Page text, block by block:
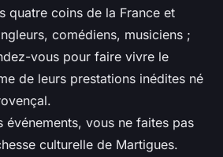
quatre coins de la France et
comédiens, musiciens ;
vous pour faire vivre le
de leurs prestations inédites né
événements, vous ne faites pas
culturelle de Martigues.